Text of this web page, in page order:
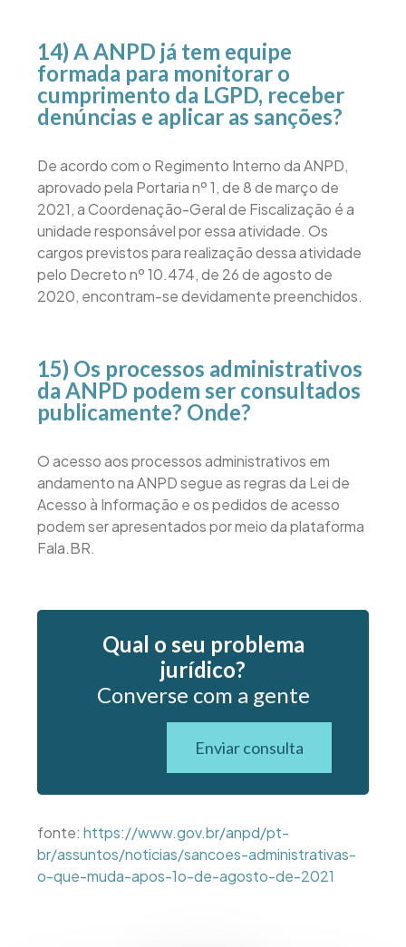
14) A ANPD já tem equipe
formada para monitorar o
cumprimento da LGPD, receber
denúncias e aplicar as sanções?
De acordo com o Regimento Interno da ANPD,
aprovado pela Portaria nº 1, de 8 de março de
2021, a Coordenação-Geral de Fiscalização é a
unidade responsável por essa atividade. Os
cargos previstos para realização dessa atividade
pelo Decreto nº 10.474, de 26 de agosto de
2020, encontram-se devidamente preenchidos.
15) Os processos administrativos
da ANPD podem ser consultados
publicamente? Onde?
O acesso aos processos administrativos em
andamento na ANPD segue as regras da Lei de
Acesso à Informação e os pedidos de acesso
podem ser apresentados por meio da plataforma
Fala.BR.
Qual o seu problema
jurídico?
Converse com a gente
Enviar consulta
fonte: https://www.gov.br/anpd/pt-
br/assuntos/noticias/sancoes-administrativas-
o-que-muda-apos-1o-de-agosto-de-2021